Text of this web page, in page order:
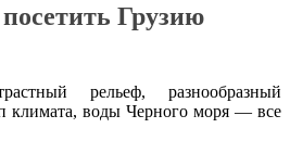
Грузию
рельеф, разнообразный
климата, воды Черного моря — все